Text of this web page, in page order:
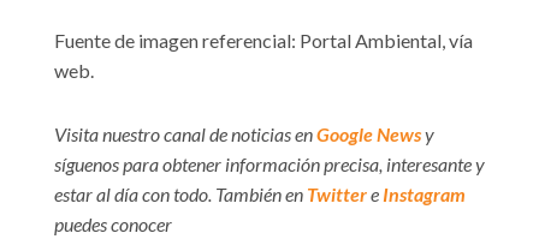
Fuente de imagen referencial: Portal Ambiental, vía
web.
Visita nuestro canal de noticias enGoogle Newsy
síguenos para obtener información precisa, interesante y
estar al día con todo. También en Twittere Instagram
puedes conocer